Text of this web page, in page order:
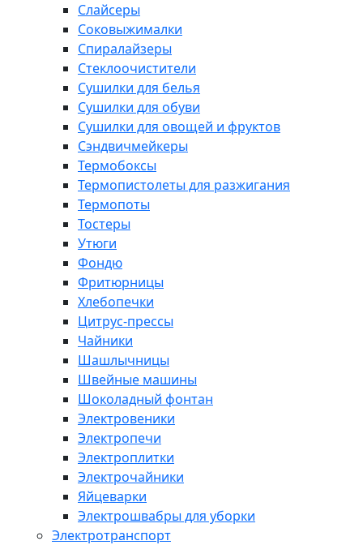
Слайсеры
Соковыжималки
Спиралайзеры
Стеклоочистители
Сушилки для белья
Сушилки для обуви
Сушилки для овощей и фруктов
Сэндвичмейкеры
Термобоксы
Термопистолеты для разжигания
Термопоты
Тостеры
Утюги
Фондю
Фритюрницы
Хлебопечки
Цитрус-прессы
Чайники
Шашлычницы
Швейные машины
Шоколадный фонтан
Электровеники
Электропечи
Электроплитки
Электрочайники
Яйцеварки
Электрошвабры для уборки
Электротранспорт